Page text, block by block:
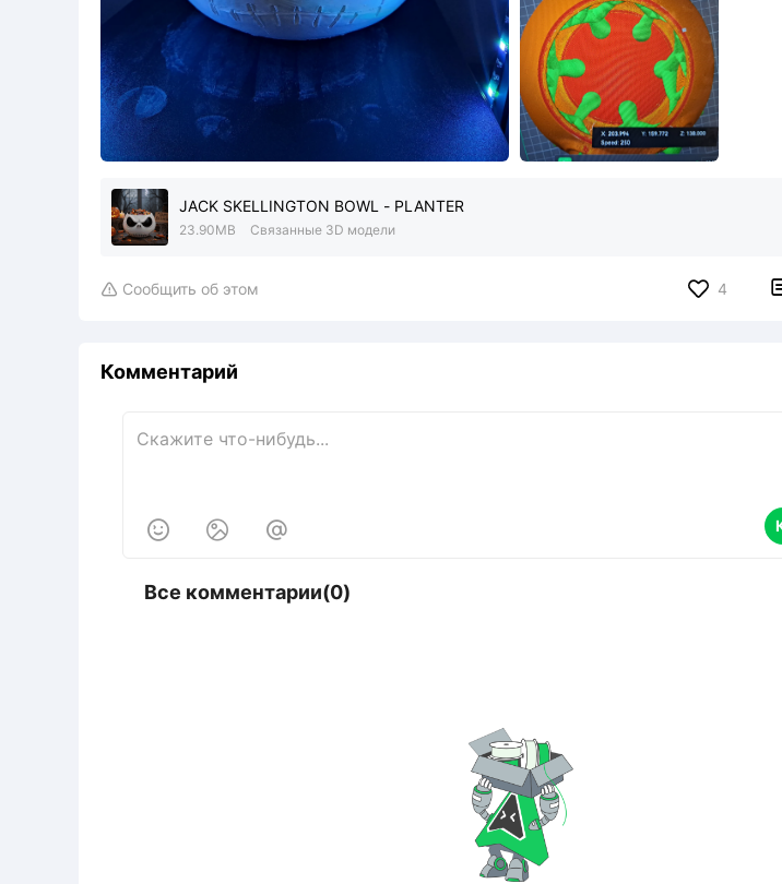
JACK SKELLINGTON BOWL - PLANTER
23.90MB Связанные 3D модели
 Сообщить об этом 4
Комментарий
  
Все комментарии(0)